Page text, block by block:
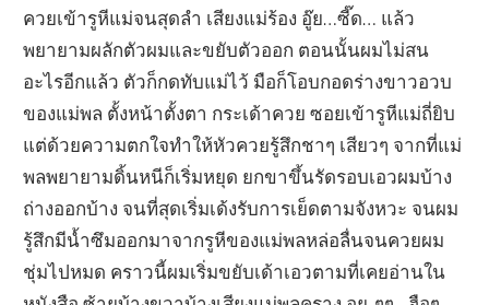
ควยเข้ารูหีแม่จนสุดลำ เสียงแม่ร้อง อู๊ย…ซี๊ด… แล้ว
พยายามผลักตัวผมและขยับตัวออก ตอนนั้นผมไม่สน
อะไรอีกแล้ว ตัวก็กดทับแม่ไว้ มือก็โอบกอดร่างขาวอวบ
ของแม่พล ตั้งหน้าตั้งตา กระเด้าควย ซอยเข้ารูหีแม่ถี่ยิบ
แต่ด้วยความตกใจทำให้หัวควยรู้สึกชาๆ เสียวๆ จากที่แม่
พลพยายามดิ้นหนีก็เริ่มหยุด ยกขาขึ้นรัดรอบเอวผมบ้าง
ถ่างออกบ้าง จนที่สุดเริ่มเด้งรับการเย็ดตามจังหวะ จนผม
รู้สึกมีน้ำซึมออกมาจากรูหีของแม่พลหล่อลื่นจนควยผม
ชุ่มไปหมด คราวนี้ผมเริ่มขยับเด้าเอวตามที่เคยอ่านใน